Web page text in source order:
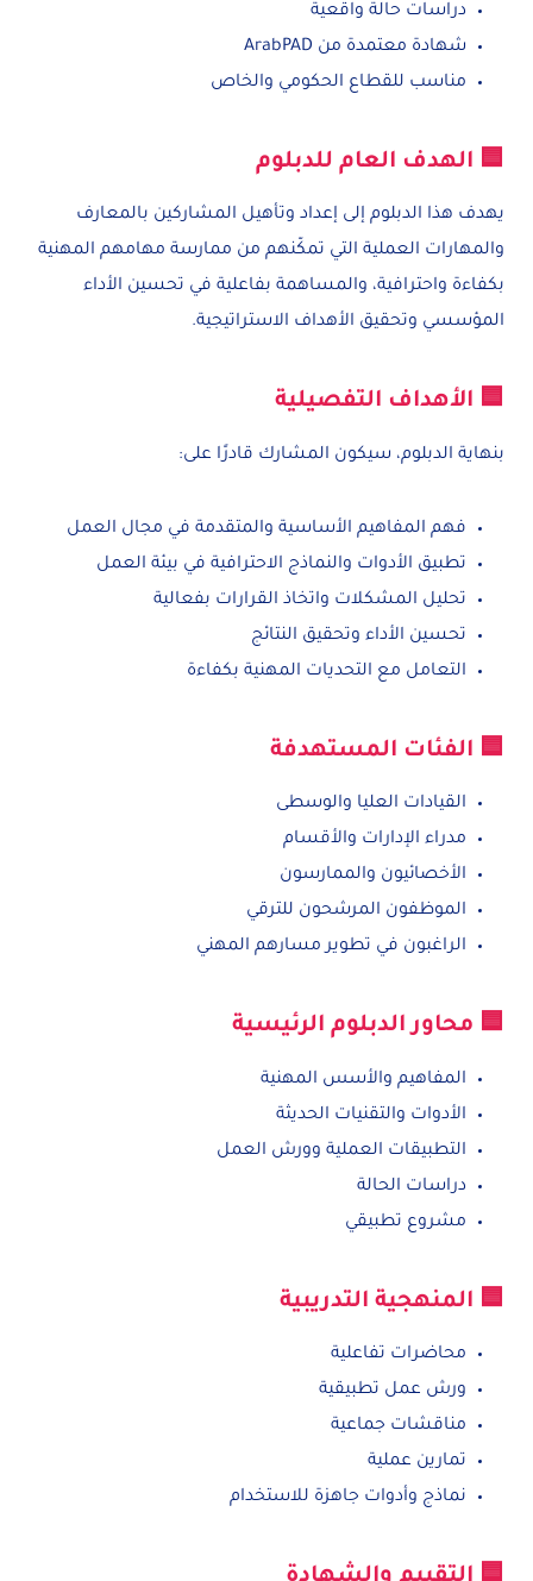
دراسات حالة واقعية
شهادة معتمدة من ArabPAD
مناسب للقطاع الحكومي والخاص
🟦 الهدف العام للدبلوم
يهدف هذا الدبلوم إلى إعداد وتأهيل المشاركين بالمعارف
والمهارات العملية التي تمكّنهم من ممارسة مهامهم المهنية
بكفاءة واحترافية، والمساهمة بفاعلية في تحسين الأداء
المؤسسي وتحقيق الأهداف الاستراتيجية.
🟦 الأهداف التفصيلية
بنهاية الدبلوم، سيكون المشارك قادرًا على:
فهم المفاهيم الأساسية والمتقدمة في مجال العمل
تطبيق الأدوات والنماذج الاحترافية في بيئة العمل
تحليل المشكلات واتخاذ القرارات بفعالية
تحسين الأداء وتحقيق النتائج
التعامل مع التحديات المهنية بكفاءة
🟦 الفئات المستهدفة
القيادات العليا والوسطى
مدراء الإدارات والأقسام
الأخصائيون والممارسون
الموظفون المرشحون للترقي
الراغبون في تطوير مسارهم المهني
🟦 محاور الدبلوم الرئيسية
المفاهيم والأسس المهنية
الأدوات والتقنيات الحديثة
التطبيقات العملية وورش العمل
دراسات الحالة
مشروع تطبيقي
🟦 المنهجية التدريبية
محاضرات تفاعلية
ورش عمل تطبيقية
مناقشات جماعية
تمارين عملية
نماذج وأدوات جاهزة للاستخدام